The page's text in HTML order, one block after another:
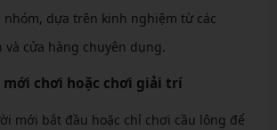
nhóm, dựa trên kinh nghiệm từ các
và cửa hàng chuyên dụng.
chơi hoặc chơi giải trí
mới bắt đầu hoặc chỉ chơi cầu lông để